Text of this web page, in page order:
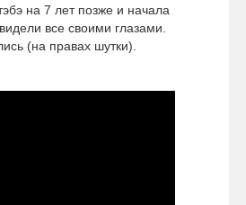
на 7 лет позже и начала
все своими глазами.
(на правах шутки).